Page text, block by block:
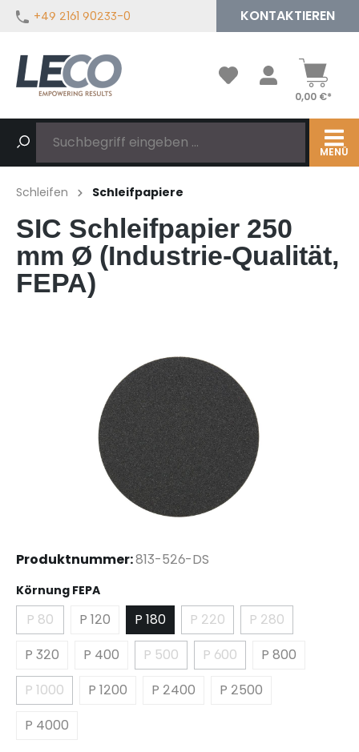
springen
+49 2161 90233-0 KONTAKTIEREN
MENÜ
0,00 €*
Schleifen Schleifpapiere
SIC Schleifpapier 250
mm Ø (Industrie-Qualität,
FEPA)
Bildergalerie überspringen
Produktnummer:813-526-DS
Körnung FEPAauswählen
P 80(Diese Option ist zurzeit nicht verfügbar.)
P 120 P 180 P 220(Diese Option ist zurzeit
P 280(Diese Option
P 320 P 400 P 500(Diese Option ist zurzeit nicht
P 600(Diese Option ist
P 800
P 1000(Diese Option ist zurzeit nicht verfügbar.)
P 1200 P 2400
P 2500
P 4000